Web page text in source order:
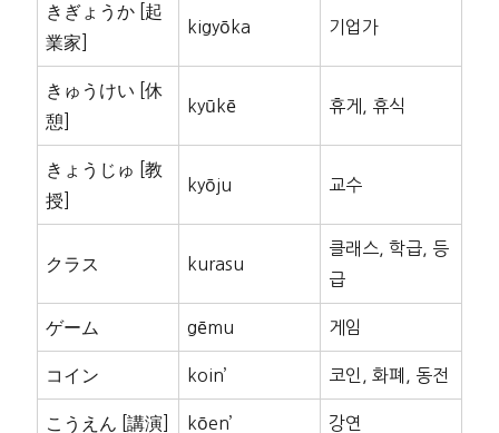
きぎょうか [起
業家]
kigyōka 기업가
きゅうけい [休
憩]
kyūkē 휴게, 휴식
きょうじゅ [教
授]
kyōju 교수
クラス kurasu
클래스, 학급, 등
급
ゲーム gēmu 게임
コイン koin’ 코인, 화폐, 동전
こうえん [講演] kōen’ 강연